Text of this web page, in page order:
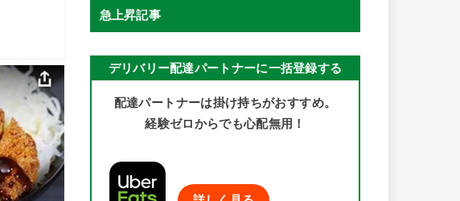
急上昇記事
デリバリー配達パートナーに一括登録する
配達パートナーは掛け持ちがおすすめ。
経験ゼロからでも心配無用！